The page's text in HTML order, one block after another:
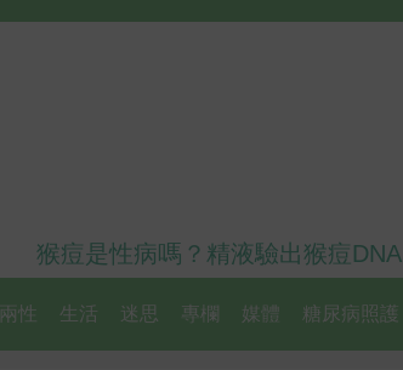
猴痘是性病嗎？精液驗出猴痘DNA
兩性 生活 迷思 專欄 媒體 糖尿病照護